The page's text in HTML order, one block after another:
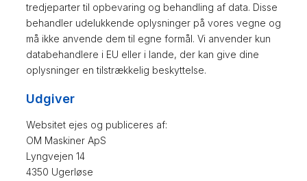
tredjeparter til opbevaring og behandling af data. Disse
behandler udelukkende oplysninger på vores vegne og
må ikke anvende dem til egne formål. Vi anvender kun
databehandlere i EU eller i lande, der kan give dine
oplysninger en tilstrækkelig beskyttelse.
Udgiver
Websitet ejes og publiceres af:
OM Maskiner ApS
Lyngvejen 14
4350 Ugerløse